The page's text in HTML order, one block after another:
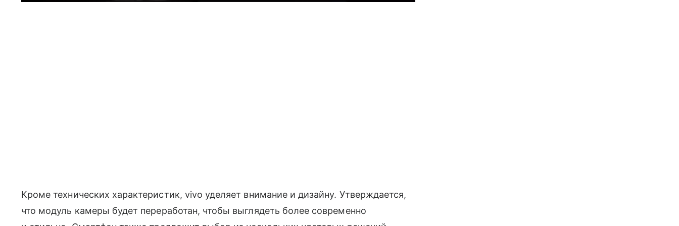
Кроме технических характеристик, vivo уделяет внимание и дизайну. Утверждается,
что модуль камеры будет переработан, чтобы выглядеть более современно